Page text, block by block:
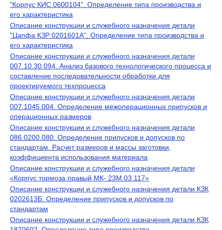
"Корпус КИС 0600104". Определение типа производства и
его характеристика
Описание конструкции и служебного назначения детали
"Цапфа КЗР 0201601А". Определение типа производства и
его характеристика
Описание конструкции и служебного назначения детали
007.10.30.094. Анализ базового технологического процесса и
составление последовательности обработки для
проектируемого техпроцесса
Описание конструкции и служебного назначения детали
007.1045.004. Определение межоперационных припусков и
операционных размеров
Описание конструкции и служебного назначения детали
086.0200.080. Определение припусков и допусков по
стандартам. Расчет размеров и массы заготовки,
коэффициента использования материала
Описание конструкции и служебного назначения детали
«Корпус тормоза правый МК- 23М.03.117»
Описание конструкции и служебного назначения детали КЗК
0202613Б. Определение припусков и допусков по
стандартам
Описание конструкции и служебного назначения детали КЗК